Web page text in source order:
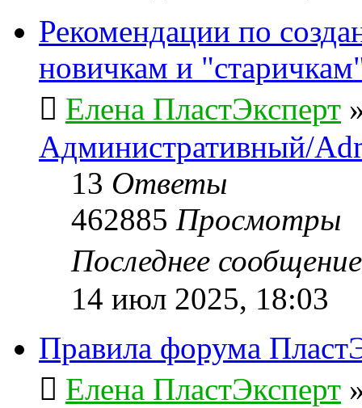
Рекомендации по
новичкам и
Елена ПластЭксперт
Административный/
13 Ответы
462885 Просмотры
Последнее
14 июл 2025, 18:03
Правила форума
Елена ПластЭксперт